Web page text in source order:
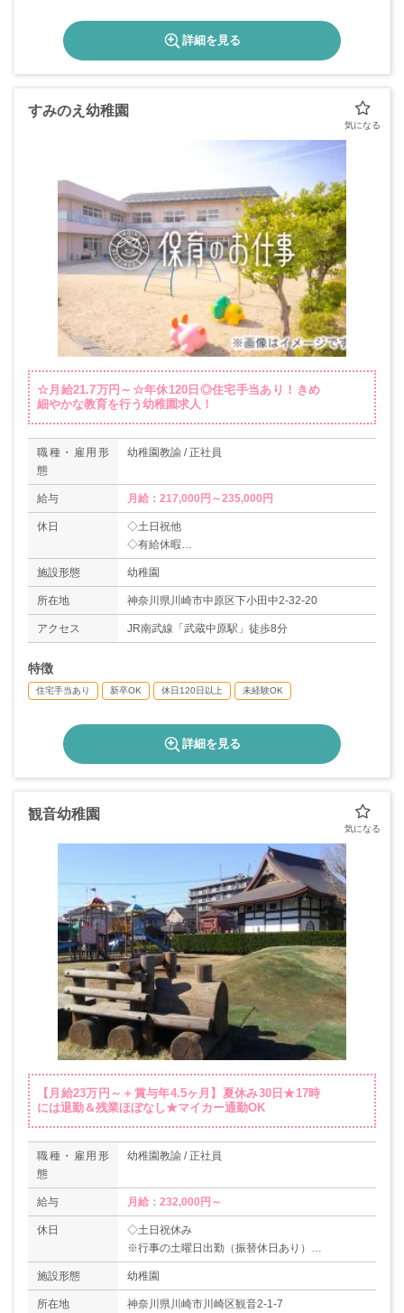
詳細を見る
すみのえ幼稚園
☆月給21.7万円～☆年休120日◎住宅手当あり！きめ
細やかな教育を行う幼稚園求人！
職種・雇用形
態
幼稚園教諭 / 正社員
給与 月給：217,000円～235,000円
休日
◇土日祝他
◇有給休暇
◇春・夏・冬休日（60日）
＊年間休日数120日
施設形態 幼稚園
所在地 神奈川県川崎市中原区下小田中2-32-20
アクセス JR南武線「武蔵中原駅」徒歩8分
特徴
住宅手当あり 新卒OK 休日120日以上 未経験OK
詳細を見る
観音幼稚園
【月給23万円～＋賞与年4.5ヶ月】夏休み30日★17時
には退勤＆残業ほぼなし★マイカー通勤OK
職種・雇用形
態
幼稚園教諭 / 正社員
給与 月給：232,000円～
休日
◇土日祝休み
※行事の土曜日出勤（振替休日あり）
◇有給休暇
◇夏季休暇（30日）
◇年末年始休暇
施設形態 幼稚園
所在地 神奈川県川崎市川崎区観音2-1-7